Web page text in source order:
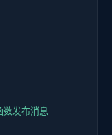
发布消息